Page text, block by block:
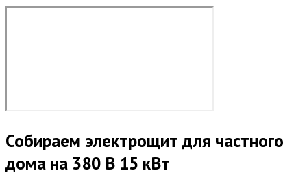
Собираем электрощит для частного
дома на 380 В 15 кВт